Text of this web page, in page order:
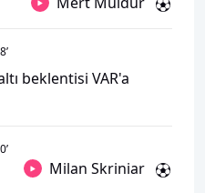
’
beklentisi VAR'a
’
Milan Skriniar